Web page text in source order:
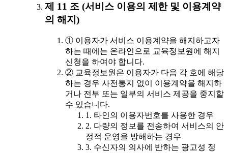
제 11 조 (서비스 이용의 제한 및 이용계약
의 해지)
① 이용자가 서비스 이용계약을 해지하고자
하는 때에는 온라인으로 교육정보원에 해지
신청을 하여야 합니다.
② 교육정보원은 이용자가 다음 각 호에 해당
하는 경우 사전통지 없이 이용계약을 해지하
거나 전부 또는 일부의 서비스 제공을 중지할
수 있습니다.
1. 타인의 이용자번호를 사용한 경우
2. 다량의 정보를 전송하여 서비스의 안
정적 운영을 방해하는 경우
3. 수신자의 의사에 반하는 광고성 정